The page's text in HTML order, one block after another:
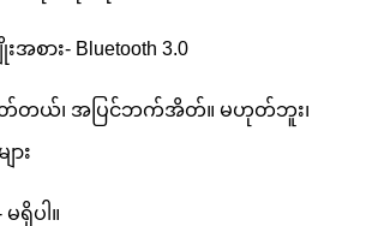
စား- Bluetooth 3.0
တ်တယ်၊ အပြင်ဘက်အိတ်။ မဟုတ်ဘူး၊
း
ရှိပါ။